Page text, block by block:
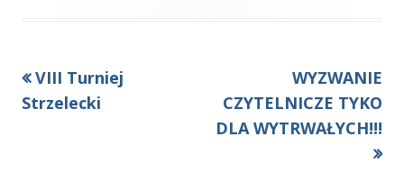
Nawigacja
Poprzedni
artykół
VIII Turniej
Strzelecki
Następny
artykół:
WYZWANIE
CZYTELNICZE TYKO
DLA WYTRWAŁYCH!!!